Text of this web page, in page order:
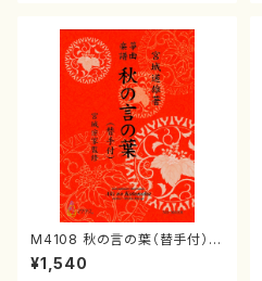
M4108 秋の言の葉（替手付）
（箏/宮城道雄著・宮城宗家監修/
箏曲古典楽譜）
¥1,540